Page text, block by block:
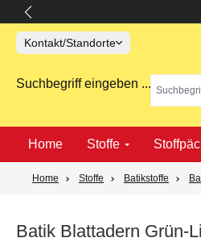
Kontakt/Standorte
Suchbegriff eingeben ...
Home Stoffe
Home Stoffe Batikstoffe
Batik Blattadern Grün-